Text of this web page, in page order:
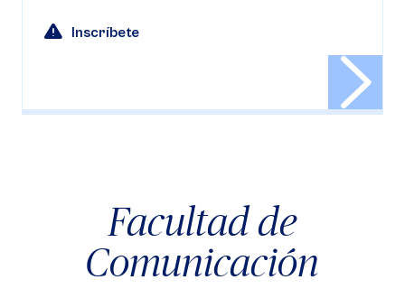
Inscríbete
Facultad de
Comunicación